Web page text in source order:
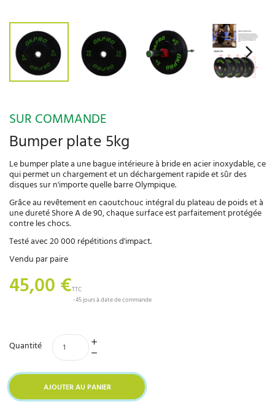
SUR COMMANDE
Bumper plate 5kg
Le bumper plate a une bague intérieure à bride en acier inoxydable, ce
qui permet un chargement et un déchargement rapide et sûr des
disques sur n'importe quelle barre Olympique.
Grâce au revêtement en caoutchouc intégral du plateau de poids et à
une dureté Shore A de 90, chaque surface est parfaitement protégée
contre les chocs.
Testé avec 20 000 répétitions d'impact.
Vendu par paire
45,00 €TTC
45 jours à date de commande
Quantité
AJOUTER AU PANIER